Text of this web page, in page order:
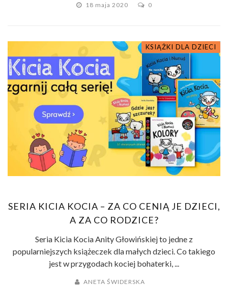
18 maja 2020
0
KSIĄŻKI DLA DZIECI
SERIA KICIA KOCIA – ZA CO CENIĄ JE DZIECI,
A ZA CO RODZICE?
Seria Kicia Kocia Anity Głowińskiej to jedne z
popularniejszych książeczek dla małych dzieci. Co takiego
jest w przygodach kociej bohaterki, ...
ANETA ŚWIDERSKA